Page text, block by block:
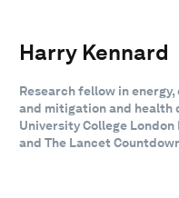
Harry Kennard
Research fellow in
and mitigation and health
University College
and The Lancet